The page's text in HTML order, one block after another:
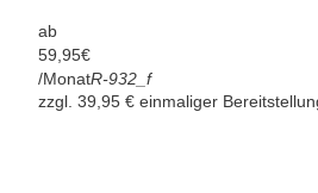
ab
59, 95€
/MonatR-932_f
zzgl. 39,95 € einmaliger